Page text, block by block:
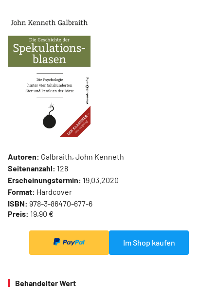
Autoren: Galbraith, John Kenneth
Seitenanzahl: 128
Erscheinungstermin: 19.03.2020
Format: Hardcover
ISBN: 978-3-86470-677-6
Preis: 19,90 €
Im Shop kaufen
Behandelter Wert